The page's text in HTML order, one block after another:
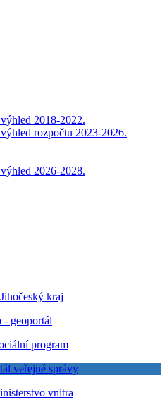
2018-2022.
rozpočtu 2023-2026.
2026-2028.